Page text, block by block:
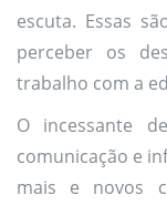
escuta. Essas
perceber os
trabalho com a
O incessante
comunicação e
mais e novos